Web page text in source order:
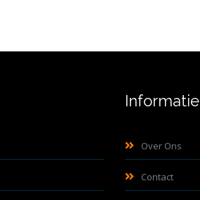
Informatie
Over Ons
Contact